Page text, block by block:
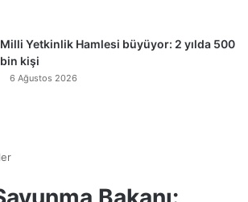
Milli Yetkinlik Hamlesi büyüyor: 2 yılda 500
bin kişi
6 Ağustos 2026